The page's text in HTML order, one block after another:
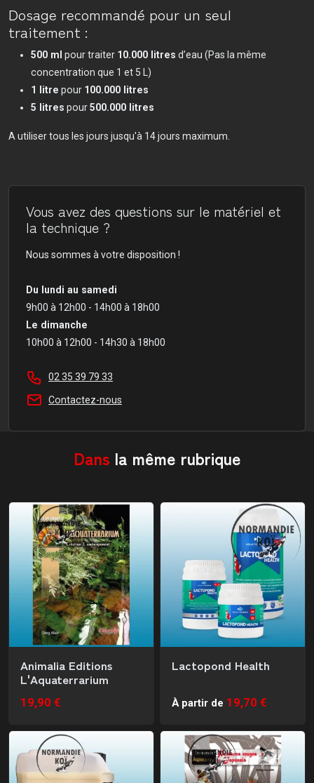
Dosage recommandé pour un seul
traitement :
500 ml pour traiter 10.000 litres d’eau (Pas la même
concentration que 1 et 5 L)
1 litre pour 100.000 litres
5 litres pour500.000 litres
A utiliser tous les jours jusqu'à 14 jours maximum.
Vous avez des questions sur le matériel et
la technique ?
Nous sommes à votre disposition !
Du lundi au samedi
9h00 à 12h00 - 14h00 à 18h00
Le dimanche
10h00 à 12h00 - 14h30 à 18h00
02 35 39 79 33
Contactez-nous
Dans la même rubrique
Animalia Editions
L'Aquaterrarium
19,90 €
Lactopond Health
À partir de 19,70 €